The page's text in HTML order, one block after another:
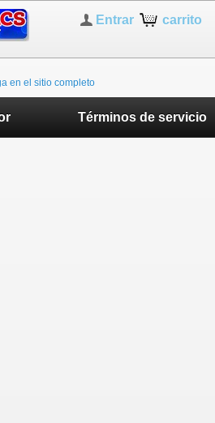
carrito
Entrar
en el sitio completo
Términos de servicio